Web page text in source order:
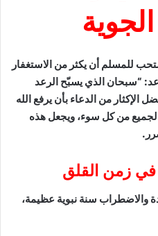
للمسلم أن يكثر من الاستغفار
“سبحان الذي يسبّح الرعد
الإكثار من الدعاء بأن يرفع الله
الجميع من كل سوء، ويجعل هذه
في زمن القلق
والاضطراب سنة نبوية عظيمة،